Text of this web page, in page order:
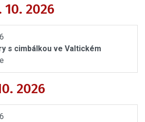
2026
s cimbálkou ve Valtickém
2026